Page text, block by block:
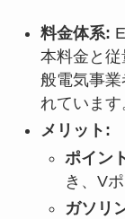
料金体系:
本料金と
般電気事
れています
メリット:
ポイン
き、V
ガソリ